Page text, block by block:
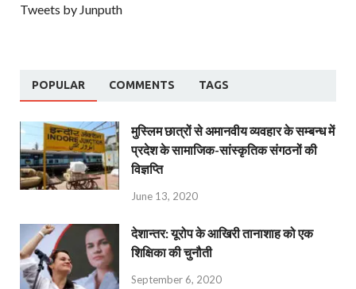
Tweets by Junputh
POPULAR COMMENTS TAGS
मुस्लिम छात्रों से अमानवीय व्यवहार के सम्बन्ध में
प्रदेश के सामाजिक-सांस्कृतिक संगठनों की
विज्ञप्ति
June 13, 2020
देशान्‍तर: यूरोप के आखिरी तानाशाह को एक
शिक्षिका की चुनौती
September 6, 2020